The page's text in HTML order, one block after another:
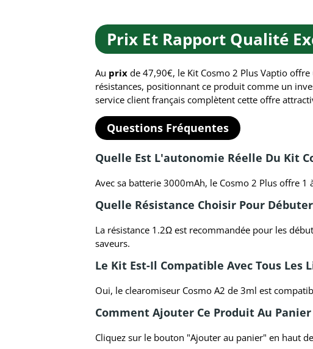
Prix Et Rapport Qualité
Au prix de 47,90€, le Kit Cosmo 2 Plus Vaptio
résistances, positionnant ce produit comme un
service client français complètent cette offre
Questions Fréquentes
Quelle Est L'autonomie Réelle Du Kit
Avec sa batterie 3000mAh, le Cosmo 2 Plus offre
Quelle Résistance Choisir Pour
La résistance 1.2Ω est recommandée pour les
saveurs.
Le Kit Est-Il Compatible Avec Tous Les
Oui, le clearomiseur Cosmo A2 de 3ml est
Comment Ajouter Ce Produit Au Panier
Cliquez sur le bouton "Ajouter au panier" en haut